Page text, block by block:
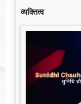
व्यक्तित्व